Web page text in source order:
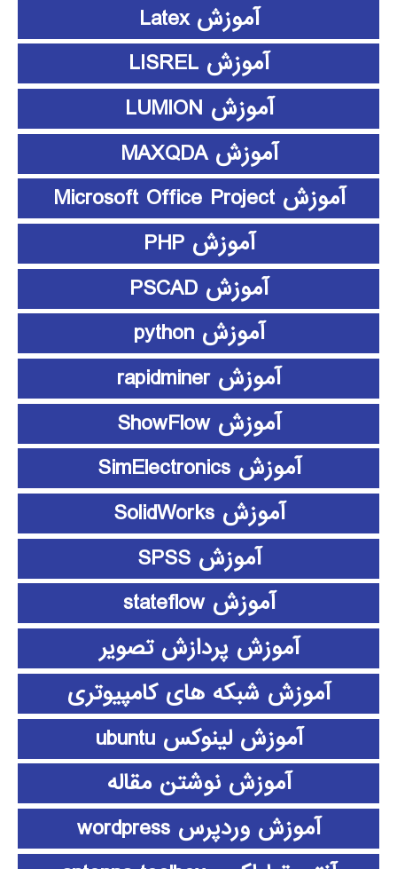
آموزش Latex
آموزش LISREL
آموزش LUMION
آموزش MAXQDA
آموزش Microsoft Office Project
آموزش PHP
آموزش PSCAD
آموزش python
آموزش rapidminer
آموزش ShowFlow
آموزش SimElectronics
آموزش SolidWorks
آموزش SPSS
آموزش stateflow
آموزش پردازش تصویر
آموزش شبکه های کامپیوتری
آموزش لینوکس ubuntu
آموزش نوشتن مقاله
آموزش وردپرس wordpress